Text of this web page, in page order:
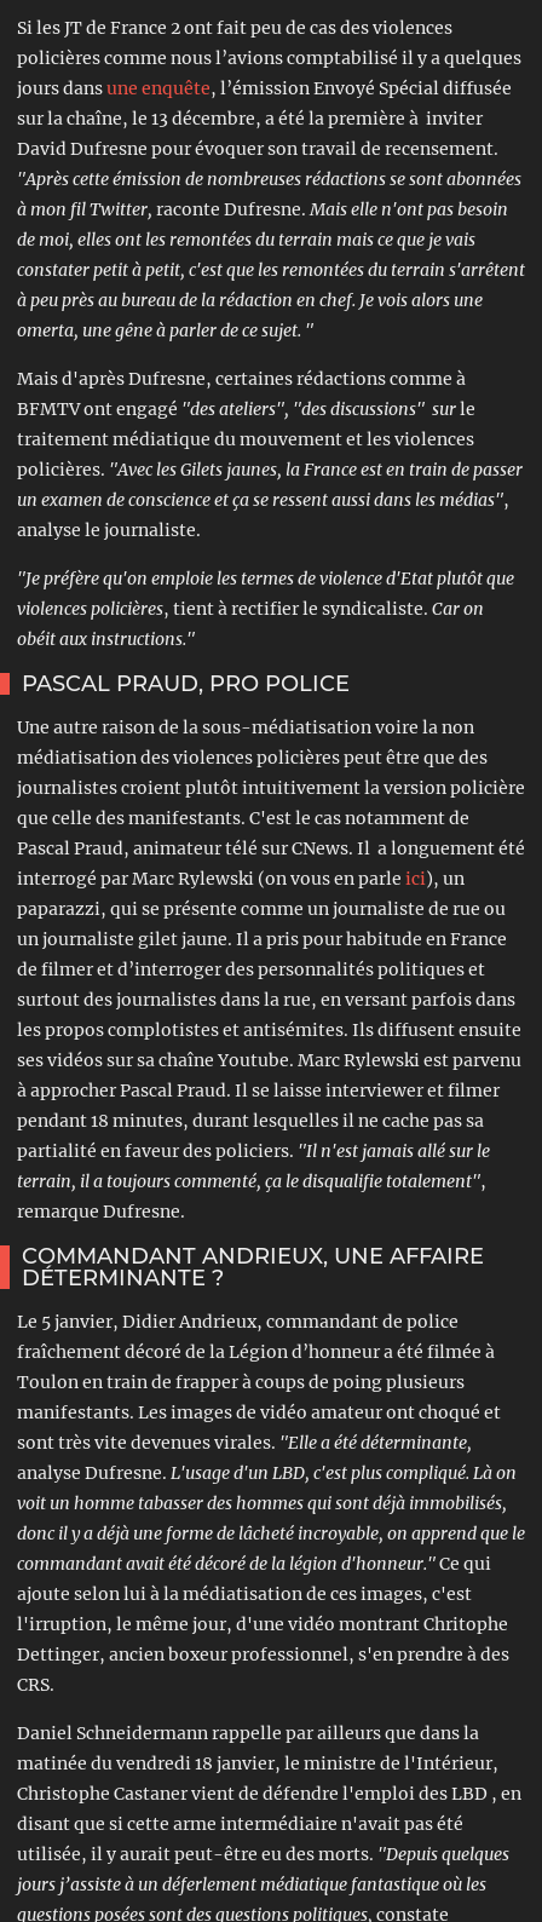
Si les JT de France 2 ont fait peu de cas des violences
policières comme nous l’avions comptabilisé il y a quelques
jours dansune enquête, l’émission Envoyé Spécial diffusée
sur la chaîne, le 13 décembre, a été la première à inviter
David Dufresne pour évoquer son travail de recensement.
"Après cette émission de nombreuses rédactions se sont abonnées
à mon fil Twitter, raconte Dufresne.Mais elle n'ont pas besoin
de moi, elles ont les remontées du terrain mais ce que je vais
constater petit à petit, c'est que les remontées du terrain s'arrêtent
à peu près au bureau de la rédaction en chef. Je vois alors une
omerta, une gêne à parler de ce sujet. "
Mais d'après Dufresne, certainesrédactionscomme à
BFMTV ont engagé "des ateliers", "des discussions" surle
traitement médiatique du mouvement et les violences
policières. "Avec les Gilets jaunes, la France est en train de passer
un examen de conscience et ça se ressent aussi dans les médias",
analyse le journaliste.
"Je préfère qu'on emploie les termes de violence d'Etat plutôt que
violences policières, tient à rectifier le syndicaliste. Car on
obéit aux instructions."
PASCAL PRAUD, PRO POLICE
Une autre raison de la sous-médiatisation voire la non
médiatisation des violences policières peut être que des
journalistes croient plutôt intuitivement la version policière
que celle des manifestants. C'est le cas notamment de
Pascal Praud, animateur télé sur CNews. Il a longuement été
interrogé par Marc Rylewski (on vous en parle ici), un
paparazzi, qui se présente comme un journaliste de rue ou
un journaliste gilet jaune. Il a pris pour habitude en France
de filmer et d’interroger des personnalités politiques et
surtout des journalistes dans la rue, en versant parfois dans
les propos complotistes et antisémites. Ils diffusent ensuite
ses vidéos sur sa chaîne Youtube. Marc Rylewski est parvenu
à approcher Pascal Praud. Il se laisse interviewer et filmer
pendant 18 minutes, durant lesquelles il ne cache pas sa
partialité en faveur des policiers. "Il n'est jamais allé sur le
terrain, il a toujours commenté, ça le disqualifie totalement",
remarque Dufresne.
COMMANDANT ANDRIEUX, UNE AFFAIRE
DÉTERMINANTE ?
Le 5 janvier, Didier Andrieux, commandant de police
fraîchement décoré de la Légion d’honneur a été filmée à
Toulon en train de frapper à coups de poing plusieurs
manifestants. Les images de vidéo amateur ont choqué et
sont très vite devenues virales. "Elle a été déterminante,
analyse Dufresne. L'usage d'un LBD, c'est plus compliqué. Là on
voit un homme tabasser des hommes qui sont déjà immobilisés,
donc il y a déjà une forme de lâcheté incroyable, on apprend que le
commandant avait été décoré de la légion d'honneur."Ce qui
ajoute selon lui à la médiatisation de ces images, c'est
l'irruption, le même jour, d'une vidéo montrant Chritophe
Dettinger, ancien boxeur professionnel, s'en prendre à des
CRS.
Daniel Schneidermann rappelle par ailleurs que dans la
matinée du vendredi 18 janvier, le ministre de l'Intérieur,
Christophe Castaner vient de défendre l'emploi des LBD , en
disant que si cette arme intermédiaire n'avait pas été
utilisée, il y aurait peut-être eu des morts. "Depuis quelques
jours j’assiste à un déferlement médiatique fantastique où les
questions posées sont des questions politiques, constate